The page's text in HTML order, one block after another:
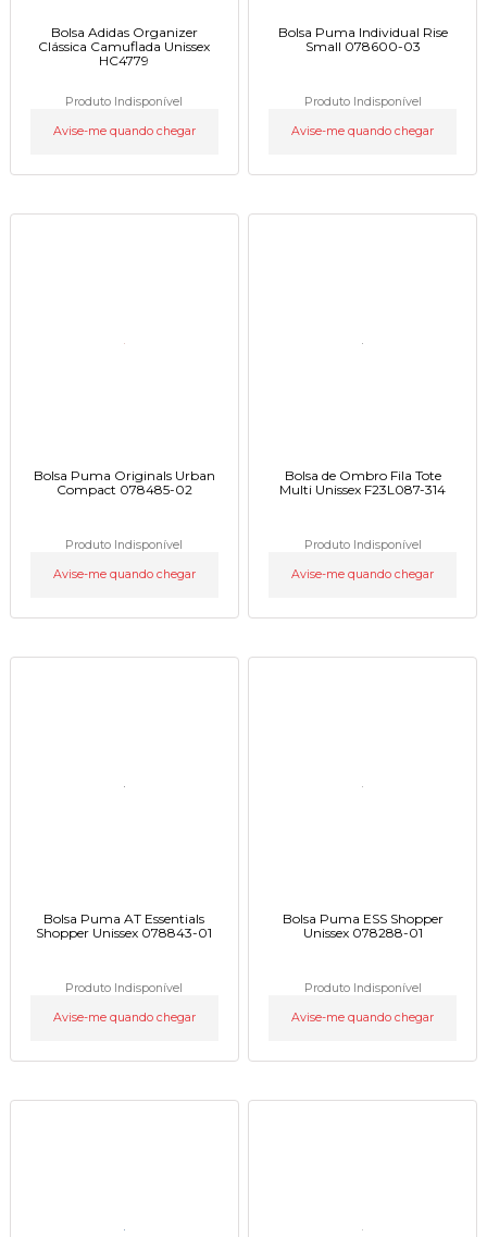
Bolsa Adidas Organizer
Clássica Camuflada Unissex
HC4779
Produto Indisponível
Avise-me quando chegar
Bolsa Puma Individual Rise
Small 078600-03
Produto Indisponível
Avise-me quando chegar
Bolsa Puma Originals Urban
Compact 078485-02
Produto Indisponível
Avise-me quando chegar
Bolsa de Ombro Fila Tote
Multi Unissex F23L087-314
Produto Indisponível
Avise-me quando chegar
Bolsa Puma AT Essentials
Shopper Unissex 078843-01
Produto Indisponível
Avise-me quando chegar
Bolsa Puma ESS Shopper
Unissex 078288-01
Produto Indisponível
Avise-me quando chegar